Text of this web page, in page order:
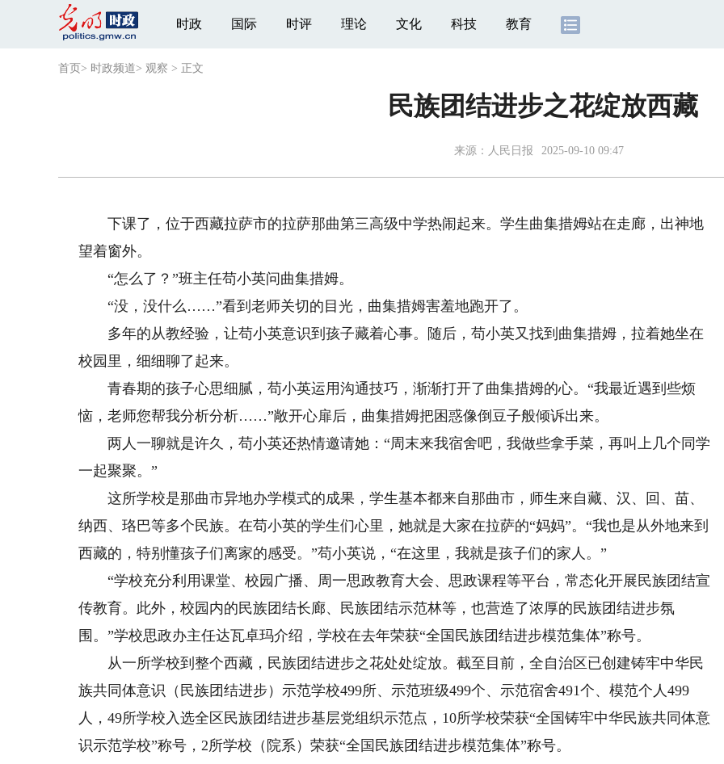
时政 国际 时评 理论 文化 科技 教育
首页 > 时政频道> 观察 > 正文
民族团结进步之花绽放西藏
来源： 人民日报 2025-09-10 09:47
下课了，位于西藏拉萨市的拉萨那曲第三高级中学热闹起来。学生曲集措姆站在走廊，出神地
望着窗外。
“怎么了？”班主任苟小英问曲集措姆。
“没，没什么……”看到老师关切的目光，曲集措姆害羞地跑开了。
多年的从教经验，让苟小英意识到孩子藏着心事。随后，苟小英又找到曲集措姆，拉着她坐在
校园里，细细聊了起来。
青春期的孩子心思细腻，苟小英运用沟通技巧，渐渐打开了曲集措姆的心。“我最近遇到些烦
恼，老师您帮我分析分析……”敞开心扉后，曲集措姆把困惑像倒豆子般倾诉出来。
两人一聊就是许久，苟小英还热情邀请她：“周末来我宿舍吧，我做些拿手菜，再叫上几个同学
一起聚聚。”
这所学校是那曲市异地办学模式的成果，学生基本都来自那曲市，师生来自藏、汉、回、苗、
纳西、珞巴等多个民族。在苟小英的学生们心里，她就是大家在拉萨的“妈妈”。“我也是从外地来到
西藏的，特别懂孩子们离家的感受。”苟小英说，“在这里，我就是孩子们的家人。”
“学校充分利用课堂、校园广播、周一思政教育大会、思政课程等平台，常态化开展民族团结宣
传教育。此外，校园内的民族团结长廊、民族团结示范林等，也营造了浓厚的民族团结进步氛
围。”学校思政办主任达瓦卓玛介绍，学校在去年荣获“全国民族团结进步模范集体”称号。
从一所学校到整个西藏，民族团结进步之花处处绽放。截至目前，全自治区已创建铸牢中华民
族共同体意识（民族团结进步）示范学校499所、示范班级499个、示范宿舍491个、模范个人499
人，49所学校入选全区民族团结进步基层党组织示范点，10所学校荣获“全国铸牢中华民族共同体意
识示范学校”称号，2所学校（院系）荣获“全国民族团结进步模范集体”称号。